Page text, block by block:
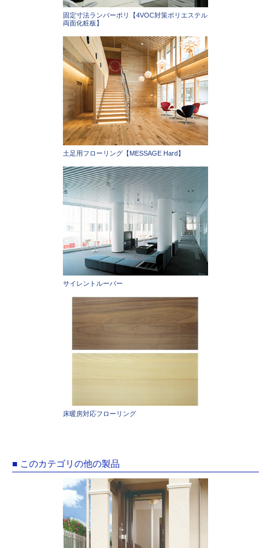
固定寸法ランバーポリ【4VOC対策ポリエステル
両面化粧板】
土足用フローリング【MESSAGE Hard】
サイレントルーバー
床暖房対応フローリング
■ このカテゴリの他の製品